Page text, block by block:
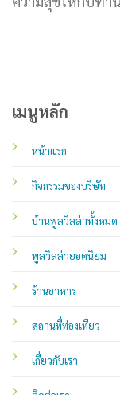
เมนูหลัก
หน้าแรก
กิจกรรมของบริษัท
บ้านพูลวิลล่าทั้งหมด
พูลวิลล่ายอดนิยม
ร้านอาหาร
สถานที่ท่องเที่ยว
เกี่ยวกับเรา